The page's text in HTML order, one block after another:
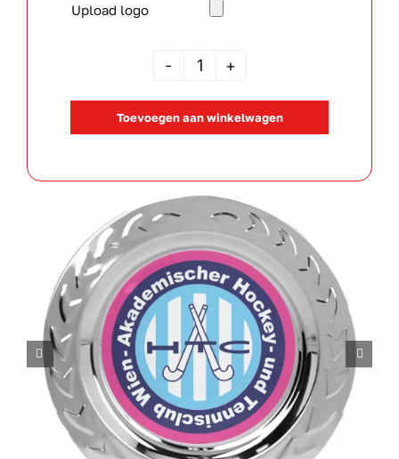
Upload logo
Kampioensschaal
T15
aantal
Toevoegen aan winkelwagen